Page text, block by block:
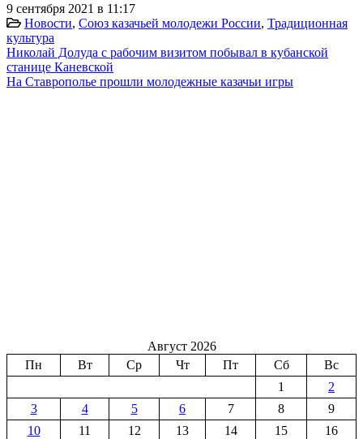
9 сентября 2021 в 11:17
Новости, Союз казачьей молодежи России, Традиционная
культура
Николай Долуда с рабочим визитом побывал в кубанской
станице Каневской
На Ставрополье прошли молодежные казачьи игры
Август 2026
Пн
Вт Ср Чт Пт Сб
Вс
1
2
3
4 5 6 7 8
9
10
11 12 13 14 15
16